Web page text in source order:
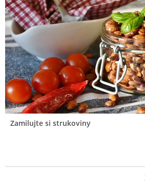
Zamilujte si strukoviny